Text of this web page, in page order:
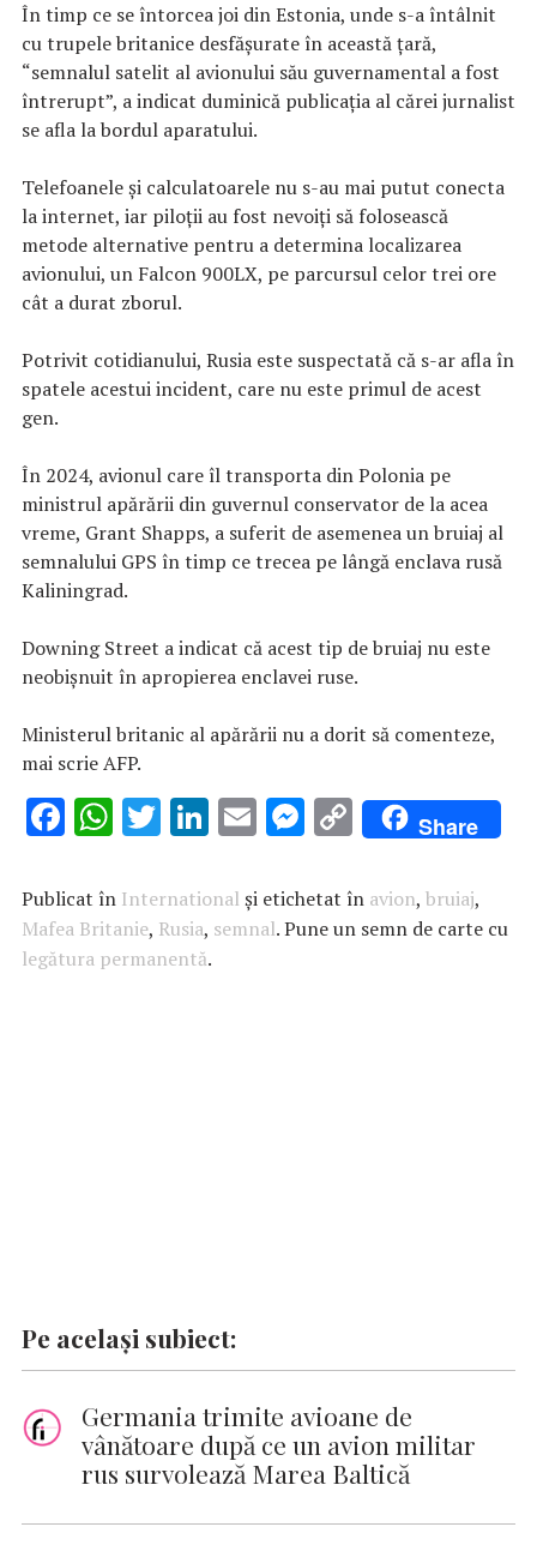
În timp ce se întorcea joi din Estonia, unde s-a întâlnit
cu trupele britanice desfăşurate în această ţară,
“semnalul satelit al avionului său guvernamental a fost
întrerupt”, a indicat duminică publicaţia al cărei jurnalist
se afla la bordul aparatului.
Telefoanele şi calculatoarele nu s-au mai putut conecta
la internet, iar piloţii au fost nevoiţi să folosească
metode alternative pentru a determina localizarea
avionului, un Falcon 900LX, pe parcursul celor trei ore
cât a durat zborul.
Potrivit cotidianului, Rusia este suspectată că s-ar afla în
spatele acestui incident, care nu este primul de acest
gen.
În 2024, avionul care îl transporta din Polonia pe
ministrul apărării din guvernul conservator de la acea
vreme, Grant Shapps, a suferit de asemenea un bruiaj al
semnalului GPS în timp ce trecea pe lângă enclava rusă
Kaliningrad.
Downing Street a indicat că acest tip de bruiaj nu este
neobişnuit în apropierea enclavei ruse.
Ministerul britanic al apărării nu a dorit să comenteze,
mai scrie AFP.
F
e
b
o
W
at
s
A
T
it
te
r
Li
k
e
dI
E
ai
l
M
se
n
C
o
p
y
Share
Publicat în International și etichetat în avion, bruiaj,
Mafea Britanie, Rusia, semnal. Pune un semn de carte cu
legătura permanentă.
Pe același subiect:
Germania trimite avioane de
vânătoare după ce un avion militar
rus survolează Marea Baltică